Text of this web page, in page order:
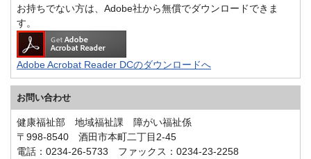
お持ちでない方は、Adobe社から無償でダウンロードできま
す。
Adobe Acrobat Reader DCのダウンロードへ
お問い合わせ
健康福祉部 地域福祉課 障がい福祉係
〒998-8540 酒田市本町二丁目2-45
電話：0234-26-5733 ファックス：0234-23-2258